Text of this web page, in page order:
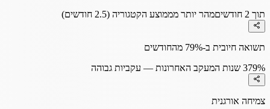
תוך 2 חודשים
מהר יותר מממוצע הקטגוריה (2.5 חודשים)
תשואה חיובית ב-79% מהחודשים
79%3 שנות המעקב האחרונות — עקביות גבוהה
צמיחה אורגנית